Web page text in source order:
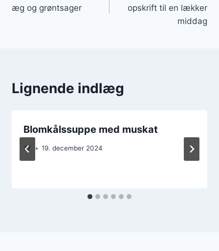
æg og grøntsager
opskrift til en lækker
middag
Lignende indlæg
Blomkålssuppe med muskat
Af 19. december 2024